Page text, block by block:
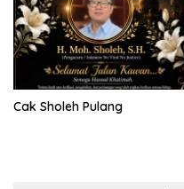
Cak Sholeh Pulang